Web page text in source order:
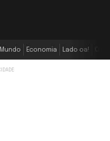
Mundo Economia Lado oa!